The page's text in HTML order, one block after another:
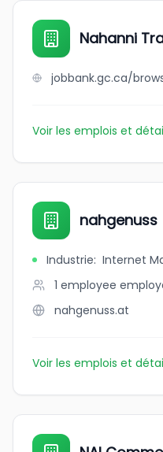
Nahanni
Voir les emplois et
nahgenuss
Industrie: Internet
1 employee
nahgenuss.at
Voir les emplois et